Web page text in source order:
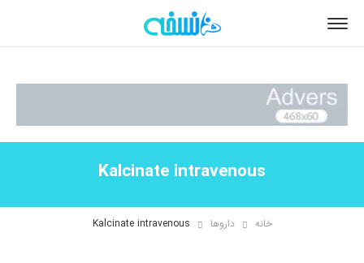
Kalcinate intravenous
خانه داروها Kalcinate intravenous